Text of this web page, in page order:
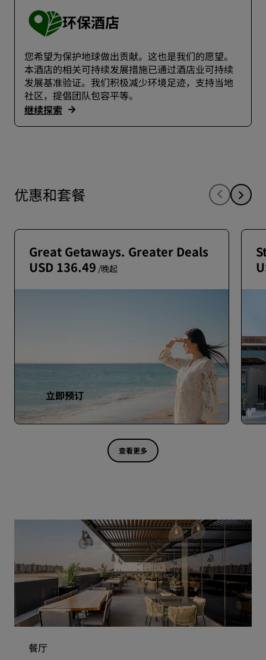
环保酒店
您希望为保护地球做出贡献。这也是我们的愿望。
本酒店的相关可持续发展措施已通过酒店业可持续
发展基准验证。我们积极减少环境足迹，支持当地
社区，提倡团队包容平等。
继续探索
优惠和套餐
Great Getaways. Greater Deals
USD 136.49 /晚起
立即预订
查看更多
餐厅